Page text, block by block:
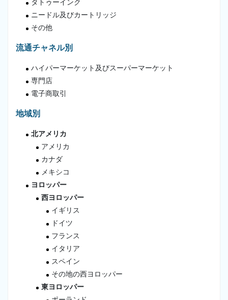
タトゥーインク
ニードル及びカートリッジ
その他
流通チャネル別
ハイパーマーケット及びスーパーマーケット
専門店
電子商取引
地域別
北アメリカ
アメリカ
カナダ
メキシコ
ヨロッパー
西ヨロッパー
イギリス
ドイツ
フランス
イタリア
スペイン
その地の西ヨロッパー
東ヨロッパー